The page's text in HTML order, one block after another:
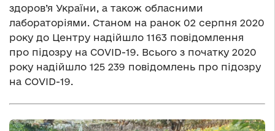
здоров’я України, а також обласними
лабораторіями. Станом на ранок 02 серпня 2020
року до Центру надійшло 1163 повідомлення
про підозру на COVID-19. Всього з початку 2020
року надійшло 125 239 повідомлень про підозру
на COVID-19.